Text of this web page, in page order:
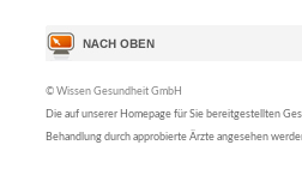
© Wissen Gesundheit GmbH
Die auf unserer Homepage für Sie bereitgestellten
Behandlung durch approbierte Ärzte angesehen